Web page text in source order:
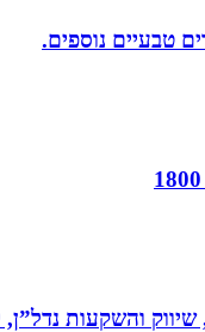
טבעיים נוספים.
שיווק והשקעות